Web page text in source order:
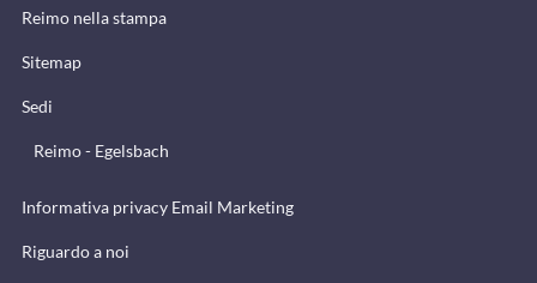
Reimo nella stampa
Sitemap
Sedi
Reimo - Egelsbach
Informativa privacy Email Marketing
Riguardo a noi